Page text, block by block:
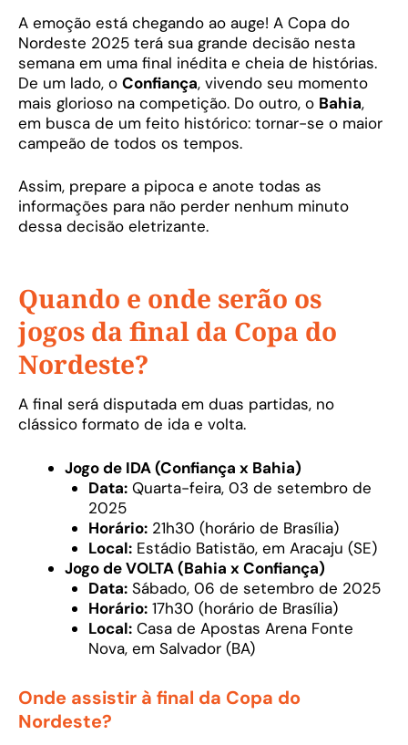
A emoção está chegando ao auge! A Copa do
Nordeste 2025 terá sua grande decisão nesta
semana em uma final inédita e cheia de histórias.
De um lado, o Confiança, vivendo seu momento
mais glorioso na competição. Do outro, o Bahia,
em busca de um feito histórico: tornar-se o maior
campeão de todos os tempos.
Assim, prepare a pipoca e anote todas as
informações para não perder nenhum minuto
dessa decisão eletrizante.
Quando e onde serão os
jogos da final da Copa do
Nordeste?
A final será disputada em duas partidas, no
clássico formato de ida e volta.
Jogo de IDA (Confiança x Bahia)
Data:Quarta-feira, 03 de setembro de
2025
Horário:21h30 (horário de Brasília)
Local:Estádio Batistão, em Aracaju (SE)
Jogo de VOLTA (Bahia x Confiança)
Data:Sábado, 06 de setembro de 2025
Horário:17h30 (horário de Brasília)
Local:Casa de Apostas Arena Fonte
Nova, em Salvador (BA)
Onde assistir à final da Copa do
Nordeste?